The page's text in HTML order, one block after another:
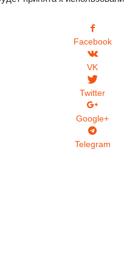
Facebook
VK
Twitter
Google+
Telegram